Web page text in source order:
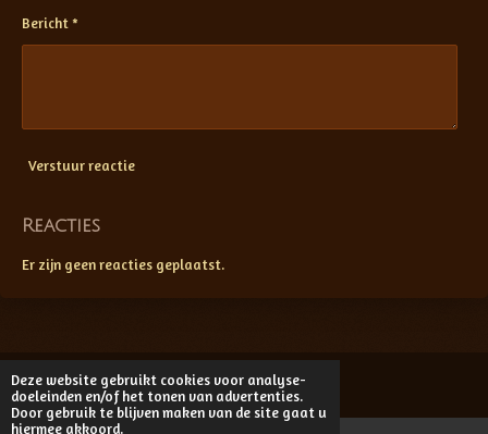
Deze website gebruikt cookies voor analyse-
doeleinden en/of het tonen van advertenties.
Door gebruik te blijven maken van de site gaat u
hiermee akkoord.
Bericht *
Verstuur reactie
Reacties
Er zijn geen reacties geplaatst.
© 2015 - 2024Fransvandemortelvlinderfotografie.nl